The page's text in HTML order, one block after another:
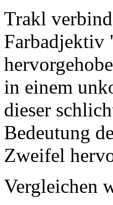
Trakl
Farbadjektiv
in einem
dieser
Bedeutung
Zweifel
Vergleichen